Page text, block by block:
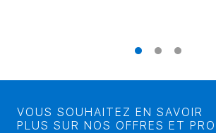
VOUS SOUHAITEZ EN SAVOIR
PLUS SUR NOS OFFRES ET